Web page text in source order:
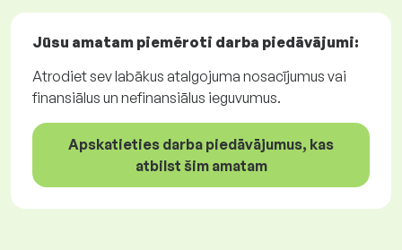
Jūsu amatam piemēroti darba piedāvājumi:
Atrodiet sev labākus atalgojuma nosacījumus vai
finansiālus un nefinansiālus ieguvumus.
Apskatieties darba piedāvājumus, kas
atbilst šim amatam